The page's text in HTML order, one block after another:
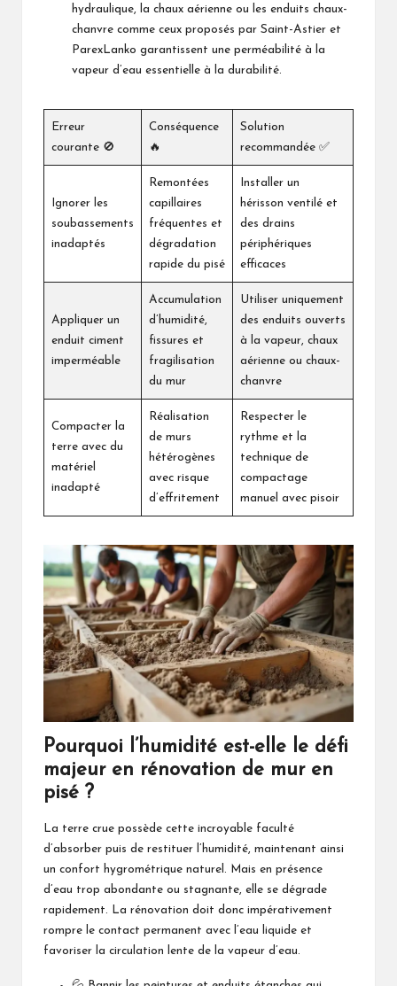
hydraulique, la chaux aérienne ou les enduits chaux-
chanvre comme ceux proposés par Saint-Astier et
ParexLanko garantissent une perméabilité à la
vapeur d’eau essentielle à la durabilité.
Erreur
courante 🚫
Conséquence
🔥
Solution
recommandée ✅
Ignorer les
soubassements
inadaptés
Remontées
capillaires
fréquentes et
dégradation
rapide du pisé
Installer un
hérisson ventilé et
des drains
périphériques
efficaces
Appliquer un
enduit ciment
imperméable
Accumulation
d’humidité,
fissures et
fragilisation
du mur
Utiliser uniquement
des enduits ouverts
à la vapeur, chaux
aérienne ou chaux-
chanvre
Compacter la
terre avec du
matériel
inadapté
Réalisation
de murs
hétérogènes
avec risque
d’effritement
Respecter le
rythme et la
technique de
compactage
manuel avec pisoir
Pourquoi l’humidité est-elle le défi
majeur en rénovation de mur en
pisé ?
La terre crue possède cette incroyable faculté
d’absorber puis de restituer l’humidité, maintenant ainsi
un confort hygrométrique naturel. Mais en présence
d’eau trop abondante ou stagnante, elle se dégrade
rapidement. La rénovation doit donc impérativement
rompre le contact permanent avec l’eau liquide et
favoriser la circulation lente de la vapeur d’eau.